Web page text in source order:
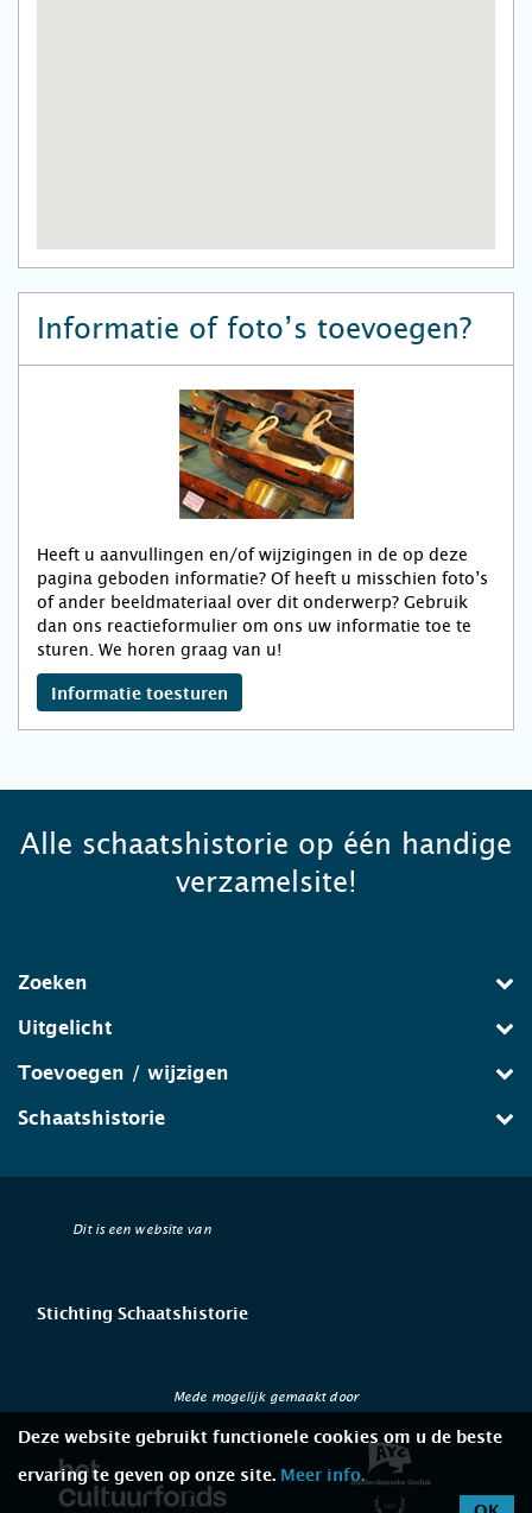
Informatie of foto’s toevoegen?
Heeft u aanvullingen en/of wijzigingen in de op deze
pagina geboden informatie? Of heeft u misschien foto’s
of ander beeldmateriaal over dit onderwerp? Gebruik
dan ons reactieformulier om ons uw informatie toe te
sturen. We horen graag van u!
Informatie toesturen
Alle schaatshistorie op één handige
verzamelsite!
Zoeken
Uitgelicht
Toevoegen / wijzigen
Schaatshistorie
Dit is een website van
Stichting Schaatshistorie
Mede mogelijk gemaakt door
Deze website gebruikt functionele cookies om u de beste
ervaring te geven op onze site. Meer info.